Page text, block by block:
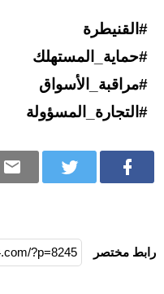
#القنيطرة
#حماية_المستهلك
#مراقبة_الأسواق
#التجارة_المسؤولة
رابط مختصر